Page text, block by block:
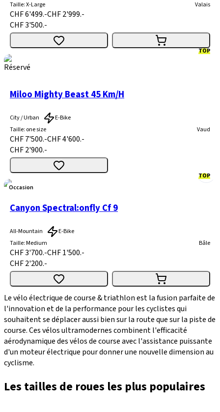
TOP
Taille:X-Large Valais
CHF 6'499.-CHF 2'999.-
CHF 3'500.-
Réservé
TOP
Miloo Mighty Beast 45 Km/H
City / Urban
E-Bike
Taille: one size Vaud
CHF 7'500.-CHF 4'600.-
CHF 2'900.-
Occasion
Canyon Spectral:onfly Cf 9
All-Mountain
E-Bike
Taille:Medium Bâle
CHF 3'700.-CHF 1'500.-
CHF 2'200.-
Le vélo électrique de course & triathlon est la fusion parfaite de
l'innovation et de la performance pour les cyclistes qui
souhaitent se déplacer aussi bien sur la route que sur la piste de
course. Ces vélos ultramodernes combinent l'efficacité
aérodynamique des vélos de course avec l'assistance puissante
d'un moteur électrique pour donner une nouvelle dimension au
cyclisme.
Les tailles de roues les plus populaires